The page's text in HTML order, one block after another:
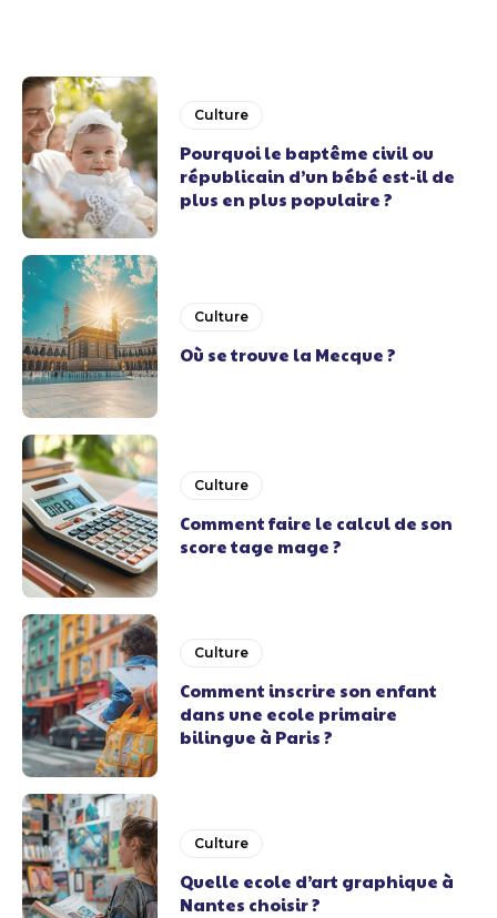
Culture
Pourquoi le baptême civil ou
républicain d’un bébé est-il de
plus en plus populaire ?
Culture
Où se trouve la Mecque ?
Culture
Comment faire le calcul de son
score tage mage ?
Culture
Comment inscrire son enfant
dans une ecole primaire
bilingue à Paris ?
Culture
Quelle ecole d’art graphique à
Nantes choisir ?